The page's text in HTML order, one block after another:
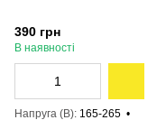
390 грн
В наявності
Напруга (В) 165-265